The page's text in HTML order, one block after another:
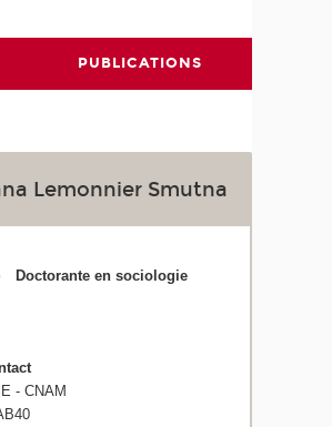
PUBLICATIONS
Lemonnier Smutna
Doctorante en sociologie
- CNAM